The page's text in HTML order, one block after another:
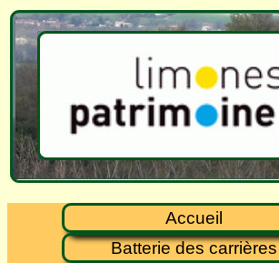
Accueil
Batterie des carrières